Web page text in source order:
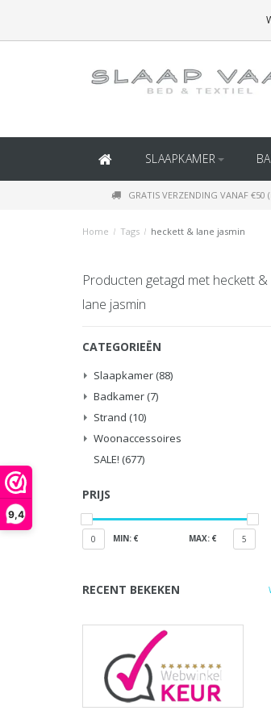
9,4
(BINNEN
SLAAPKAMER
GRATIS VERZENDING VANAF €50
Home / Tags / heckett & lane jasmin
Producten getagd met heckett &
lane jasmin
CATEGORIEËN
Slaapkamer (88)
Badkamer (7)
Strand (10)
Woonaccessoires
SALE! (677)
PRIJS
0 MIN: € MAX: € 5
RECENT BEKEKEN